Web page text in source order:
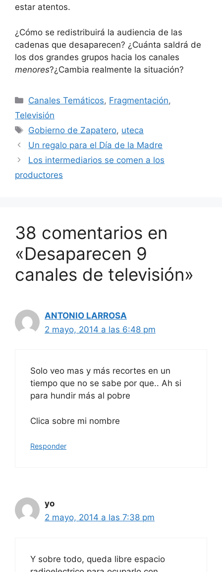
estar atentos.
¿Cómo se redistribuirá la audiencia de las
cadenas que desaparecen? ¿Cuánta saldrá de
los dos grandes grupos hacia los canales
menores?¿Cambia realmente la situación?
Categorías
Canales Temáticos, Fragmentación,
Televisión
Etiquetas
Gobierno de Zapatero, uteca
Un regalo para el Día de la Madre
Los intermediarios se comen a los
productores
38 comentarios en
«Desaparecen 9
canales de televisión»
ANTONIO LARROSA
2 mayo, 2014 a las 6:48 pm
Solo veo mas y más recortes en un
tiempo que no se sabe por que.. Ah si
para hundir más al pobre
Clica sobre mi nombre
Responder
yo
2 mayo, 2014 a las 7:38 pm
Y sobre todo, queda libre espacio